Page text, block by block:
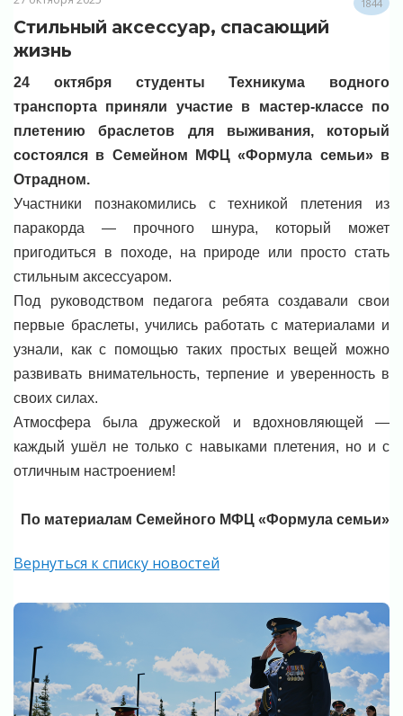
1844
Стильный аксессуар, спасающий
жизнь
24 октября студенты Техникума водного
транспорта приняли участие в мастер-классе по
плетению браслетов для выживания, который
состоялся в Семейном МФЦ «Формула семьи» в
Отрадном.
Участники познакомились с техникой плетения из
паракорда — прочного шнура, который может
пригодиться в походе, на природе или просто стать
стильным аксессуаром.
Под руководством педагога ребята создавали свои
первые браслеты, учились работать с материалами и
узнали, как с помощью таких простых вещей можно
развивать внимательность, терпение и уверенность в
своих силах.
Атмосфера была дружеской и вдохновляющей —
каждый ушёл не только с навыками плетения, но и с
отличным настроением!
По материалам Семейного МФЦ «Формула семьи»
Вернуться к списку новостей